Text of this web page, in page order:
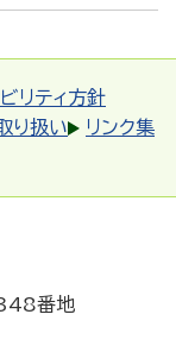
リティ方針
り扱い
リンク集
番地